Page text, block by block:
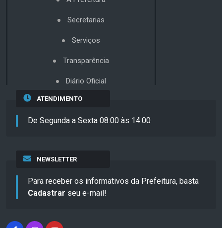
Secretarias
Serviços
Transparência
Diário Oficial
ATENDIMENTO
De Segunda a Sexta 08:00 às 14:00
NEWSLETTER
Para receber os informativos da Prefeitura, basta
Cadastrar seu e-mail!